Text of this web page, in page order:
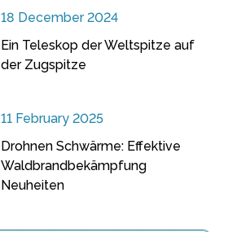
18 December 2024
Ein Teleskop der Weltspitze auf
der Zugspitze
11 February 2025
Drohnen Schwärme: Effektive
Waldbrandbekämpfung
Neuheiten